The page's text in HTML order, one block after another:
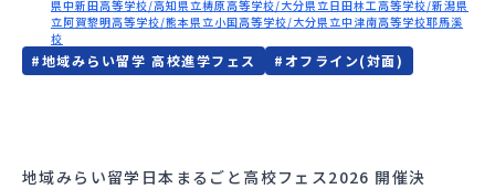
県中新田高等学校 高知県立梼原高等学校 大分県立日田林工高等学校 新潟県
立阿賀黎明高等学校 熊本県立小国高等学校 大分県立中津南高等学校耶馬溪
校
#地域みらい留学 高校進学フェス #オフライン(対面)
地域みらい留学日本まるごと高校フェス2026 開催決